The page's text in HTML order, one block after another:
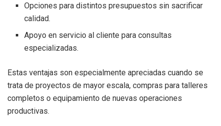
Opciones para distintos presupuestos sin sacrificar
calidad.
Apoyo en servicio al cliente para consultas
especializadas.
Estas ventajas son especialmente apreciadas cuando se
trata de proyectos de mayor escala, compras para talleres
completos o equipamiento de nuevas operaciones
productivas.